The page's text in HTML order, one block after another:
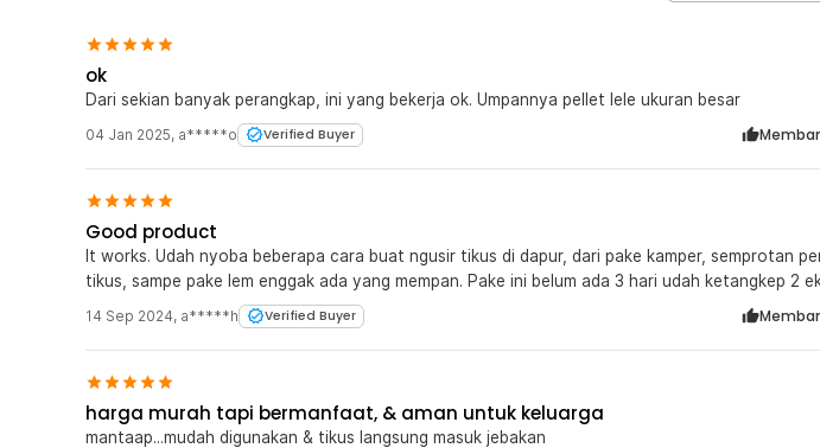
ok
Dari sekian banyak perangkap, ini yang bekerja ok. Umpannya pellet lele ukuran besar
04 Jan 2025, a*****o Verified Buyer
Good product
It works. Udah nyoba beberapa cara buat ngusir tikus di dapur, dari pake kamper, semprotan
tikus, sampe pake lem enggak ada yang mempan. Pake ini belum ada 3 hari udah ketangkep 2
14 Sep 2024, a*****h Verified Buyer
harga murah tapi bermanfaat, & aman untuk keluarga
mantaap...mudah digunakan & tikus langsung masuk jebakan